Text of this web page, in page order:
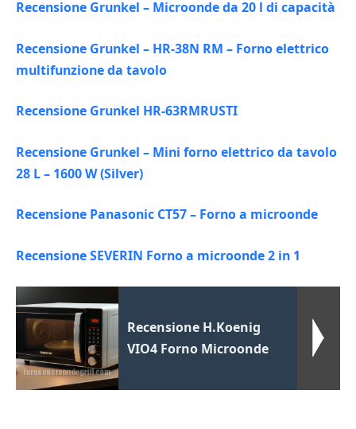
Recensione Grunkel – Microonde da 20 l di capacità
Recensione Grunkel – HR-38N RM – Forno elettrico
multifunzione da tavolo
Recensione Grunkel HR-63RMRUSTI
Recensione Grunkel – Mini forno elettrico da tavolo
28 L – 1600 W (Silver)
Recensione Panasonic CT57 – Forno a microonde
Recensione SEVERIN Forno a microonde 2 in 1
Recensione H.Koenig
VIO4 Forno Microonde